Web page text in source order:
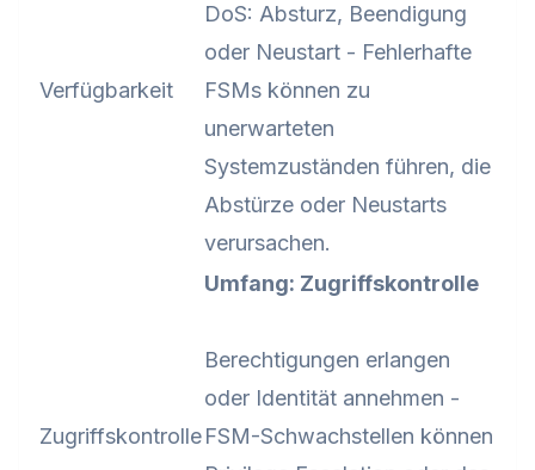
Verfügbarkeit
DoS: Absturz, Beendigung
oder Neustart - Fehlerhafte
FSMs können zu
unerwarteten
Systemzuständen führen, die
Abstürze oder Neustarts
verursachen.
Zugriffskontrolle
Umfang: Zugriffskontrolle
Berechtigungen erlangen
oder Identität annehmen -
FSM-Schwachstellen können